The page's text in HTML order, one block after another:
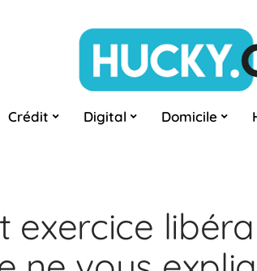
Crédit Digital Domicile
exercice